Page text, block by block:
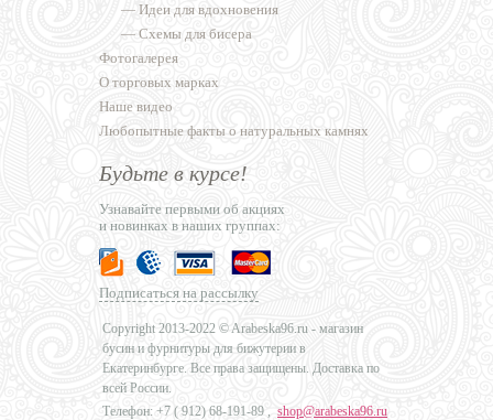
— Идеи для вдохновения
— Схемы для бисера
Фотогалерея
О торговых марках
Наше видео
Любопытные факты о натуральных камнях
Будьте в курсе!
Узнавайте первыми об акциях
и новинках в наших группах:
Подписаться на рассылку
Copyright 2013-2022 © Arabeska96.ru - магазин
бусин и фурнитуры для бижутерии в
Екатеринбурге. Все права защищены. Доставка по
всей России.
Телефон: +7 ( 912) 68-191-89 , shop@arabeska96.ru